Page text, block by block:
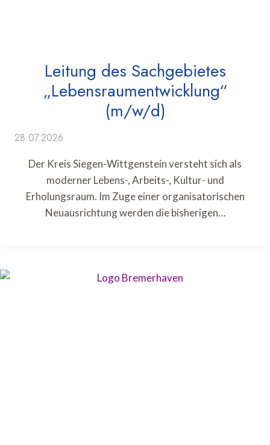
Leitung des Sachgebietes
„Lebensraumentwicklung“
(m/w/d)
28.07.2026
Der Kreis Siegen-Wittgenstein versteht sich als
moderner Lebens-, Arbeits-, Kultur- und
Erholungsraum. Im Zuge einer organisatorischen
Neuausrichtung werden die bisherigen…